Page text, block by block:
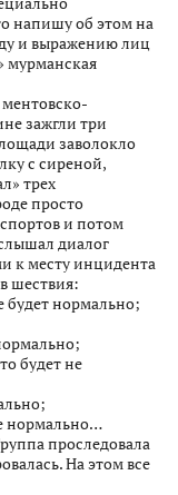
напишу об этом на
и выражению лиц
мурманская
зажгли три
заволокло
с сиреной,
трех
просто
и потом
диалог
к месту инцидента
шествия:
будет нормально;
будет не
нормально…
проследовала
На этом все